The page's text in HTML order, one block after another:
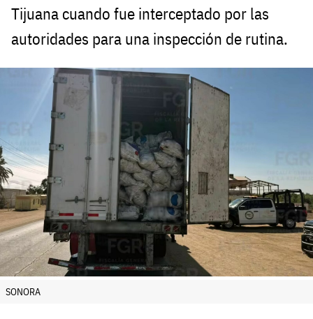
Tijuana cuando fue interceptado por las
autoridades para una inspección de rutina.
SONORA